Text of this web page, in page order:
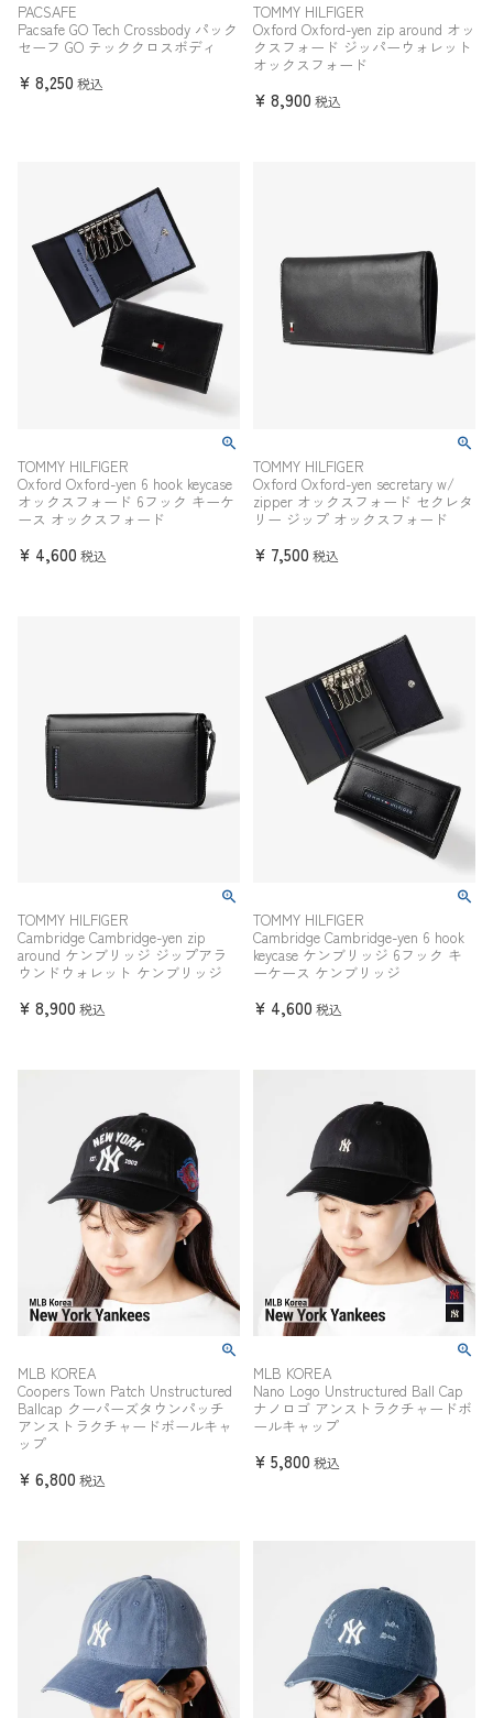
PACSAFE
Pacsafe GO Tech Crossbody パック
セーフ GO テッククロスボディ
¥ 8,250 税込
TOMMY HILFIGER
Oxford Oxford-yen zip around オッ
クスフォード ジッパーウォレット
オックスフォード
¥ 8,900 税込
TOMMY HILFIGER
Oxford Oxford-yen 6 hook keycase
オックスフォード 6フック キーケ
ース オックスフォード
¥ 4,600 税込
TOMMY HILFIGER
Oxford Oxford-yen secretary w/
zipper オックスフォード セクレタ
リー ジップ オックスフォード
¥ 7,500 税込
TOMMY HILFIGER
Cambridge Cambridge-yen zip
around ケンブリッジ ジップアラ
ウンドウォレット ケンブリッジ
¥ 8,900 税込
TOMMY HILFIGER
Cambridge Cambridge-yen 6 hook
keycase ケンブリッジ 6フック キ
ーケース ケンブリッジ
¥ 4,600 税込
MLB KOREA
Coopers Town Patch Unstructured
Ballcap クーパーズタウンパッチ
アンストラクチャードボールキャ
ップ
¥ 6,800 税込
MLB KOREA
Nano Logo Unstructured Ball Cap
ナノロゴ アンストラクチャードボ
ールキャップ
¥ 5,800 税込